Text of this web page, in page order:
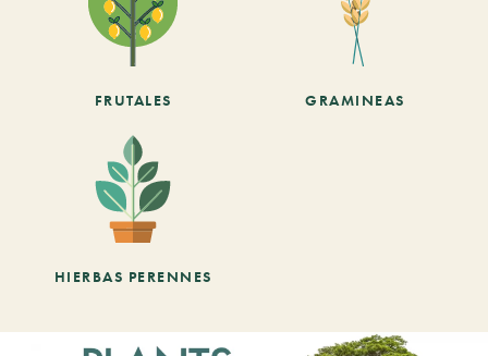
FRUTALES GRAMINEAS
HIERBAS PERENNES